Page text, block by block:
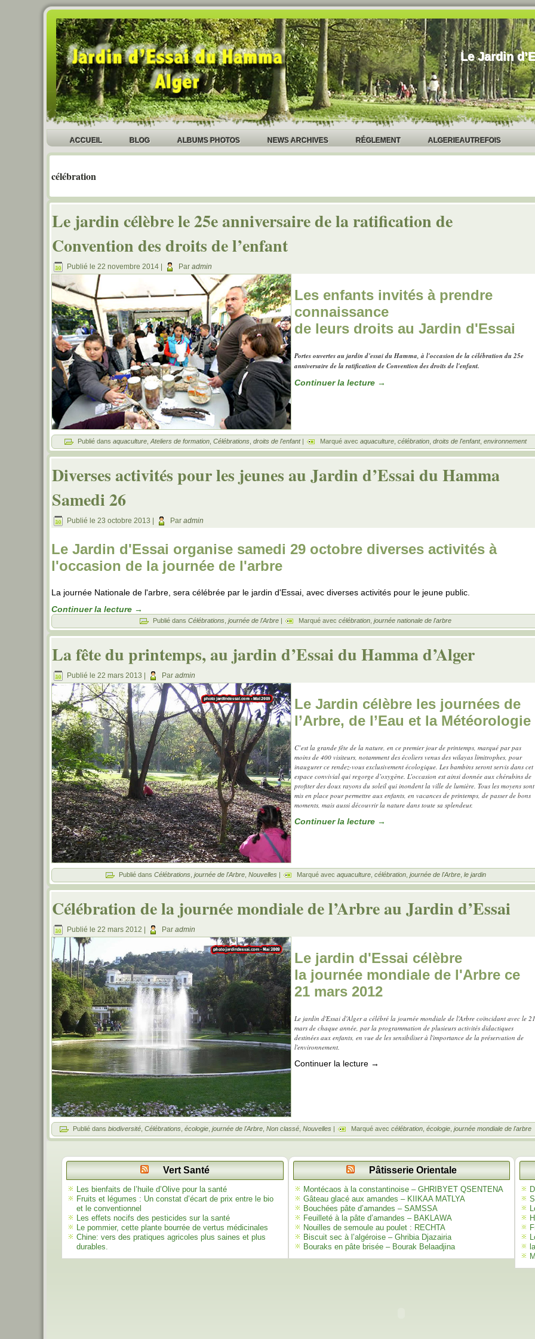
Le Jardin
ACCUEIL BLOG ALBUMS PHOTOS NEWS ARCHIVES RÉGLEMENT ALGERIEAUTREFOIS
célébration
Le jardin célèbre le 25e anniversaire de la ratification de
Convention des droits de l’enfant
Publié le 22 novembre 2014 Par admin
Les enfants invités à prendre
connaissance
de leurs droits au Jardin d'Essai
Portes ouvertes au jardin d'essai du Hamma, à l'occasion de la célébration du 25e
anniversaire de la ratification de Convention des droits de l'enfant.
Continuer la lecture →
Publié dans aquaculture Ateliers de formation Célébrations droits de l'enfant| Marqué avec aquaculture célébration droits de l'enfant, environnement
Diverses activités pour les jeunes au Jardin d’Essai du Hamma
Samedi 26
Publié le 23 octobre 2013 Par admin
Le Jardin d'Essai organise samedi 29 octobre diverses activités à
l'occasion de la journée de l'arbre
La journée Nationale de l'arbre, sera célébrée par le jardin d'Essai, avec diverses activités pour le jeune public.
Continuer la lecture →
Publié dans Célébrations journée de l'Arbre | Marqué avec célébration journée nationale de l'arbre
La fête du printemps, au jardin d’Essai du Hamma d’Alger
Publié le 22 mars 2013 Par admin
Le Jardin célèbre les journées de
l’Arbre, de l’Eau et la Météorologie
C’est la grande fête de la nature, en ce premier jour de printemps, marqué par pas
moins de 400 visiteurs, notamment des écoliers venus des wilayas limitrophes, pour
inaugurer ce rendez-vous exclusivement écologique. Les bambins seront servis dans cet
espace convivial qui regorge d’oxygène. L’occasion est ainsi donnée aux chérubins de
profiter des doux rayons du soleil qui inondent la ville de lumière. Tous les moyens sont
mis en place pour permettre aux enfants, en vacances de printemps, de passer de bons
moments, mais aussi découvrir la nature dans toute sa splendeur.
Continuer la lecture →
Publié dans Célébrations, journée de l'Arbre, Nouvelles| Marqué avec aquaculture, célébration, journée de l'Arbre, le jardin
Célébration de la journée mondiale de l’Arbre au Jardin d’Essai
Publié le 22 mars 2012 Par admin
Le jardin d'Essai célèbre
la journée mondiale de l'Arbre ce
21 mars 2012
Le jardin d'Essai d'Alger a célébré la journée mondiale de l'Arbre coïncidant avec le 21
mars de chaque année, par la programmation de plusieurs activités didactiques
destinées aux enfants, en vue de les sensibiliser à l'importance de la préservation de
l'environnement.
Continuer la lecture →
Publié dans biodiversité Célébrations écologie journée de l'Arbre Non classé Nouvelles | Marqué avec célébration écologie journée mondiale de l'arbre
Vert Santé
Les bienfaits de l’huile d’Olive pour la santé
Fruits et légumes : Un constat d’écart de prix entre le bio
et le conventionnel
Les effets nocifs des pesticides sur la santé
Le pommier, cette plante bourrée de vertus médicinales
Chine: vers des pratiques agricoles plus saines et plus
durables.
Pâtisserie Orientale
Montécaos à la constantinoise – GHRIBYET QSENTENA
Gâteau glacé aux amandes – KIIKAA MATLYA
Bouchées pâte d’amandes – SAMSSA
Feuilleté à la pâte d’amandes – BAKLAWA
Nouilles de semoule au poulet : RECHTA
Biscuit sec à l’algéroise – Ghribia Djazairia
Bouraks en pâte brisée – Bourak Belaadjina